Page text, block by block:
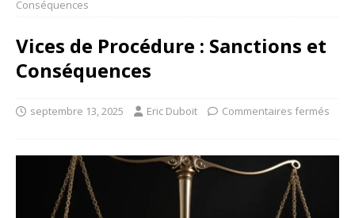
Conséquences
Vices de Procédure : Sanctions et
Conséquences
septembre 13, 2025 Eric Duboit Commentaires fermés